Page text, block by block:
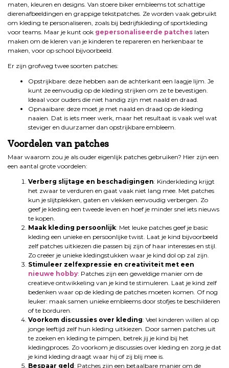
maten, kleuren en designs. Van stoere biker embleems tot schattige
dierenafbeeldingen en grappige tekstpatches. Ze worden vaak gebruikt
om kleding te personaliseren, zoals bij bedrijfskleding of sportkleding
voor teams. Maar je kunt ook gepersonaliseerde patches laten
maken om de kleren van je kinderen te repareren en herkenbaar te
maken, voor op school bijvoorbeeld.
Er zijn grofweg twee soorten patches:
Opstrijkbare: deze hebben aan de achterkant een laagje lijm. Je
kunt ze eenvoudig op de kleding strijken om ze te bevestigen.
Ideaal voor ouders die niet handig zijn met naald en draad.
Opnaaibare: deze moet je met naald en draad op de kleding
naaien. Dat is iets meer werk, maar het resultaat is vaak wel wat
steviger en duurzamer dan opstrijkbare embleem.
Voordelen van patches
Maar waarom zou je als ouder eigenlijk patches gebruiken? Hier zijn een
een aantal grote voordelen:
Verberg slijtage en beschadigingen: Kinderkleding krijgt
het zwaar te verduren en gaat vaak niet lang mee. Met patches
kun je slijtplekken, gaten en vlekken eenvoudig verbergen. Zo
geef je kleding een tweede leven en hoef je minder snel iets nieuws
te kopen.
Maak kleding persoonlijk: Met leuke patches geef je basic
kleding een unieke en persoonlijke twist. Laat je kind bijvoorbeeld
zelf patches uitkiezen die passen bij zijn of haar interesses en stijl.
Zo creëer je unieke kledingstukken waar je kind dol op zal zijn.
Stimuleer zelfexpressie en creativiteit met een
nieuwe hobby: Patches zijn een geweldige manier om de
creatieve ontwikkeling van je kind te stimuleren. Laat je kind zelf
bedenken waar op de kleding de patches moeten komen. Of nog
leuker: maak samen unieke embleems door stofjes te beschilderen
of te borduren.
Voorkom discussies over kleding: Veel kinderen willen al op
jonge leeftijd zelf hun kleding uitkiezen. Door samen patches uit
te zoeken en kleding te pimpen, betrek jij je kind bij het
kledingproces. Zo voorkom je discussies over kleding en zorg je dat
je kind kleding draagt waar hij of zij blij mee is.
Bespaar geld: Patches zijn een betaalbare manier om de